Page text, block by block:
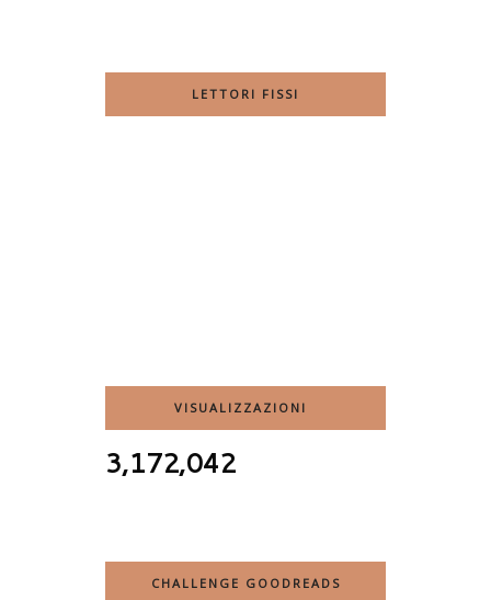
LETTORI FISSI
VISUALIZZAZIONI
3,172,042
CHALLENGE GOODREADS